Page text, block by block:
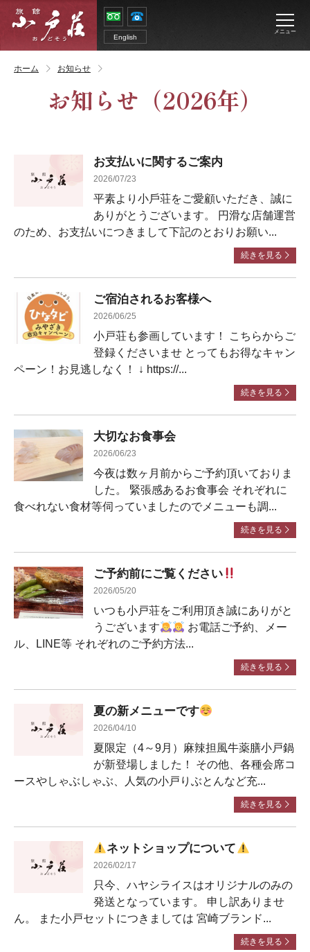
English
メニュー
ホーム お知らせ
お知らせ （2026年）
お⽀払いに関するご案内
2026/07/23
平素より⼩⼾荘をご愛顧いただき、誠に
ありがとうございます。 円滑な店舗運営
のため、お⽀払いにつきまして下記のとおりお願い...
続きを見る
ご宿泊されるお客様へ
2026/06/25
小戸荘も参画しています！ こちらからご
登録くださいませ とってもお得なキャン
ペーン！お見逃しなく！ ↓ https://...
続きを見る
大切なお食事会
2026/06/23
今夜は数ヶ月前からご予約頂いておりま
した。 緊張感あるお食事会 それぞれに
食べれない食材等伺っていましたのでメニューも調...
続きを見る
ご予約前にご覧ください
2026/05/20
いつも小戸荘をご利用頂き誠にありがと
うございます
お電話ご予約、メー
ル、LINE等 それぞれのご予約方法...
続きを見る
夏の新メニューです
2026/04/10
夏限定（4～9月）麻辣担風牛薬膳小戸鍋
が新登場しました！ その他、各種会席コ
ースやしゃぶしゃぶ、人気の小戸りぶとんなど充...
続きを見る
ネットショップについて
2026/02/17
只今、ハヤシライスはオリジナルのみの
発送となっています。 申し訳ありませ
ん。 また小戸セットにつきましては 宮崎ブランド...
続きを見る